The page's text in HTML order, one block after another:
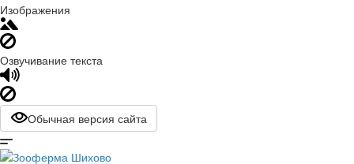
Изображения
Озвучивание текста
Обычная версия сайта